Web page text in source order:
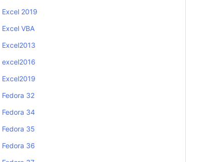
Excel 2019
Excel VBA
Excel2013
excel2016
Excel2019
Fedora 32
Fedora 34
Fedora 35
Fedora 36